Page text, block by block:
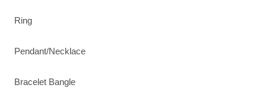
Ring
Pendant/Necklace
Bracelet Bangle